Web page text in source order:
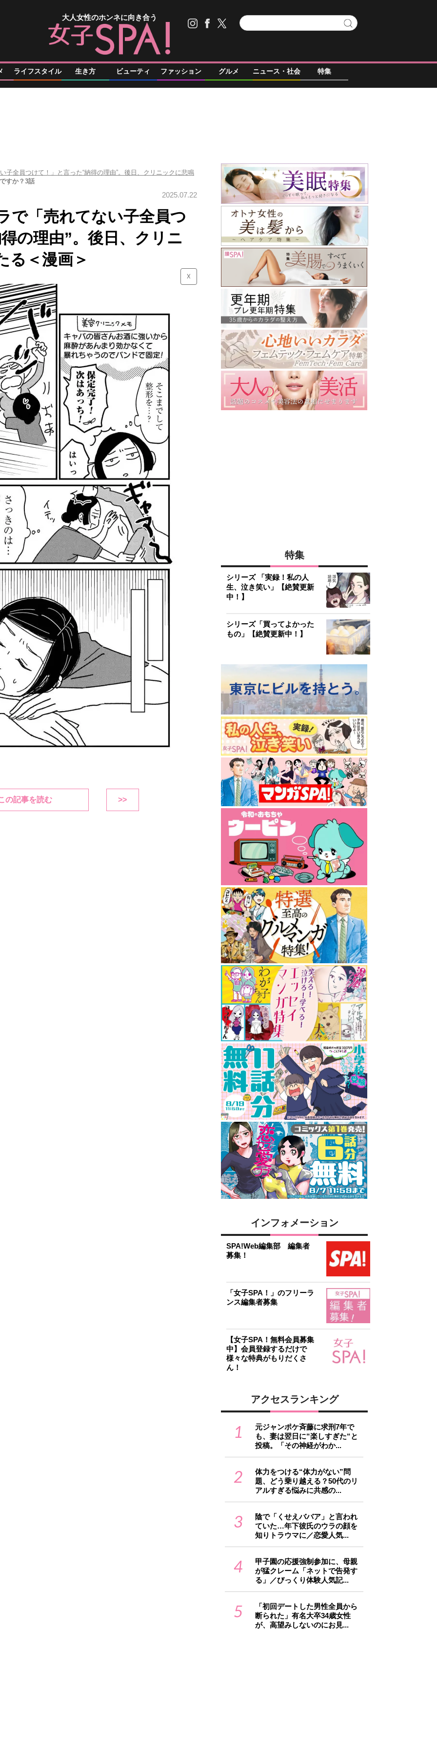
大人女性のホンネに向き合う
ライフスタイル 生き方 ビューティ ファッション グルメ ニュース・社会 特集
子全員つけて！」と言った“納得の理由”。後日、クリニックに悲鳴
すか？3話
2025.07.22
で「売れてない子全員つ
の理由”。後日、クリニ
る＜漫画＞
☓
の記事を読む >>
特集
シリーズ 「実録！私の人
生、泣き笑い」【絶賛更新
中！】
シリーズ「買ってよかった
もの」【絶賛更新中！】
インフォメーション
SPA!Web編集部 編集者
募集！
「女子SPA！」のフリーラ
ンス編集者募集
【女子SPA！無料会員募集
中】会員登録するだけで
様々な特典がもりだくさ
ん！
アクセスランキング
1
元ジャンポケ斉藤に求刑7年で
も、妻は翌日に“楽しすぎた“と
投稿。「その神経がわか...
2
体力をつける“体力がない”問
題、どう乗り越える？50代のリ
アルすぎる悩みに共感の...
3
陰で「くせえババア」と言われ
ていた…年下彼氏のウラの顔を
知りトラウマに／恋愛人気...
4
甲子園の応援強制参加に、母親
が猛クレーム「ネットで告発す
る」／びっくり体験人気記...
5
「初回デートした男性全員から
断られた」有名大卒34歳女性
が、高望みしないのにお見...